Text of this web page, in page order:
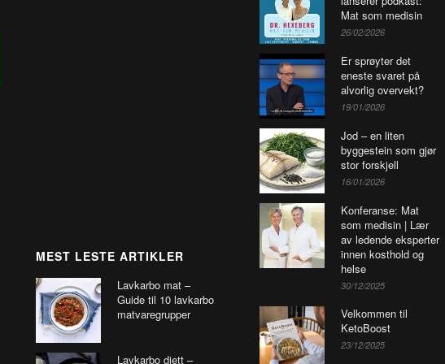
MEST LESTE ARTIKLER
Lavkarbo mat –
Guide til 10 lavkarbo
matvaregrupper
Lavkarbo diett –
Mat som medisin
26/02/2026
Er sprøyter det
eneste svaret på
alvorlig overvekt?
19/01/2026
Jod – en liten
byggestein som gjør
stor forskjell
16/01/2026
Konferanse: Mat
som medisin | Lær
av ledende eksperter
innen kosthold og
helse
30/12/2025
Velkommen til
KetoBoost
23/12/2025